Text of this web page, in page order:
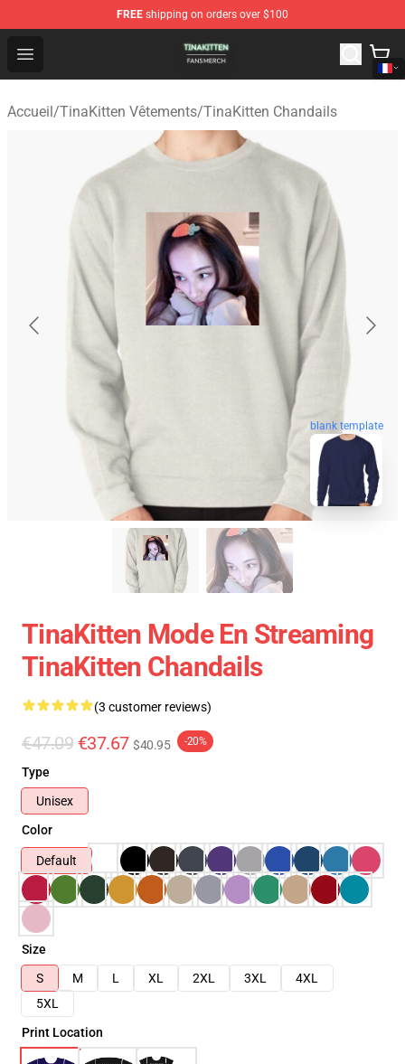
FREE shipping on orders over $100
Open menu
TinaKitten Shop - Official TinaKitten Merchandise Store
Accueil/TinaKitten Vêtements/TinaKitten Chandails
blank template
TinaKitten Mode En Streaming
TinaKitten Chandails
(3 customer reviews)
€47.09 €37.67 $40.95 -20%
Type
Unisex
Color
Default
Size
S
M L XL 2XL 3XL
4XL
5XL
Print Location